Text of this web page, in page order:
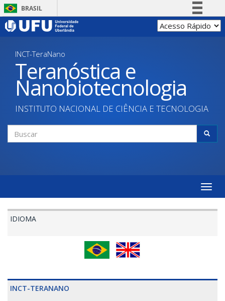
Pular
para
BRASIL
Simplifique!
Acesso à informação
Legislação
Canais
INCT-TeraNano
Teranóstica e
Nanobiotecnologia
INSTITUTO NACIONAL DE CIÊNCIA E TECNOLOGIA
Formulário
Toggle
IDIOMA
INCT-TERANANO